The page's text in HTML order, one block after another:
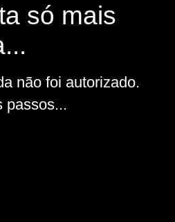
só mais
não foi autorizado.
passos...